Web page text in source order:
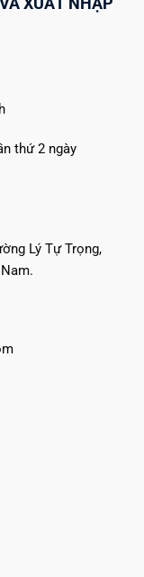
thứ 2 ngày
Lý Tự Trọng,